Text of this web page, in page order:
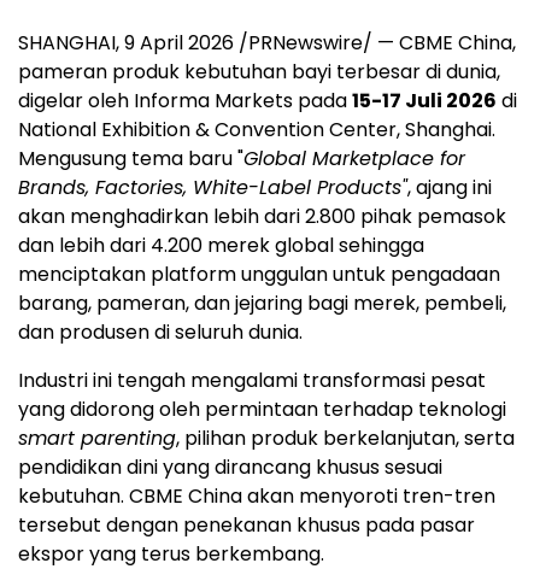
SHANGHAI,9 April 2026 /PRNewswire/ — CBME China,
pameran produk kebutuhan bayi terbesar di dunia,
digelar oleh Informa Markets pada15-17 Juli 2026 di
National Exhibition & Convention Center, Shanghai.
Mengusung tema baru "Global Marketplace for
Brands, Factories, White-Label Products", ajang ini
akan menghadirkan lebih dari 2.800 pihak pemasok
dan lebih dari 4.200 merek global sehingga
menciptakan platform unggulan untuk pengadaan
barang, pameran, dan jejaring bagi merek, pembeli,
dan produsen di seluruh dunia.
Industri ini tengah mengalami transformasi pesat
yang didorong oleh permintaan terhadap teknologi
smart parenting, pilihan produk berkelanjutan, serta
pendidikan dini yang dirancang khusus sesuai
kebutuhan. CBME China akan menyoroti tren-tren
tersebut dengan penekanan khusus pada pasar
ekspor yang terus berkembang.